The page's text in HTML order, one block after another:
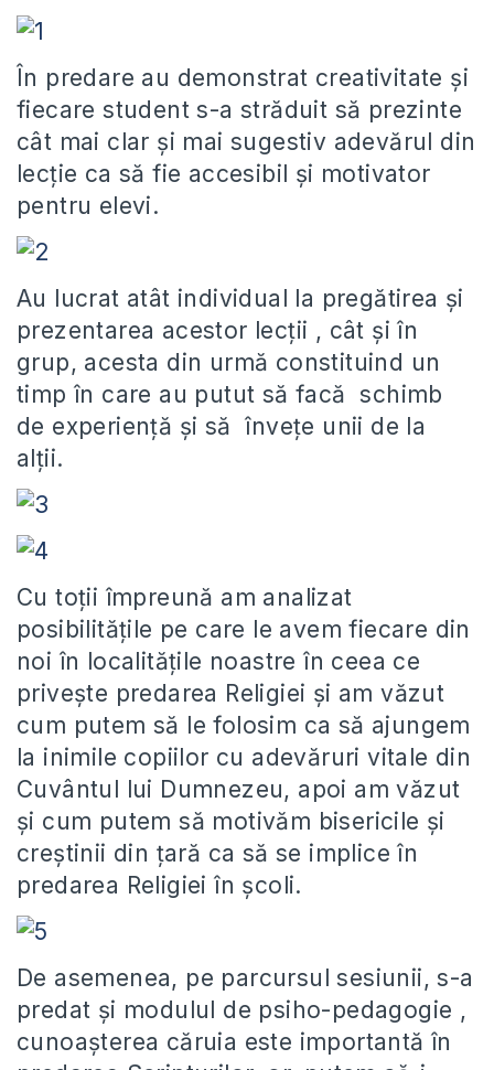
În predare au demonstrat creativitate și
fiecare student s-a străduit să prezinte
cât mai clar și mai sugestiv adevărul din
lecție ca să fie accesibil și motivator
pentru elevi.
Au lucrat atât individual la pregătirea și
prezentarea acestor lecții , cât și în
grup, acesta din urmă constituind un
timp în care au putut să facă schimb
de experiență și să învețe unii de la
alții.
Cu toții împreună am analizat
posibilitățile pe care le avem fiecare din
noi în localitățile noastre în ceea ce
privește predarea Religiei și am văzut
cum putem să le folosim ca să ajungem
la inimile copiilor cu adevăruri vitale din
Cuvântul lui Dumnezeu, apoi am văzut
și cum putem să motivăm bisericile și
creștinii din țară ca să se implice în
predarea Religiei în școli.
De asemenea, pe parcursul sesiunii, s-a
predat și modulul de psiho-pedagogie ,
cunoașterea căruia este importantă în